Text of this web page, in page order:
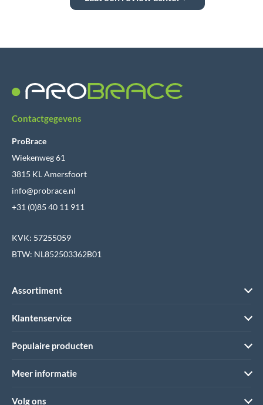
Contactgegevens
ProBrace
Wiekenweg 61
3815 KL Amersfoort
info@probrace.nl
+31 (0)85 40 11 911
KVK: 57255059
BTW: NL852503362B01
Assortiment
Klantenservice
Populaire producten
Meer informatie
Volg ons